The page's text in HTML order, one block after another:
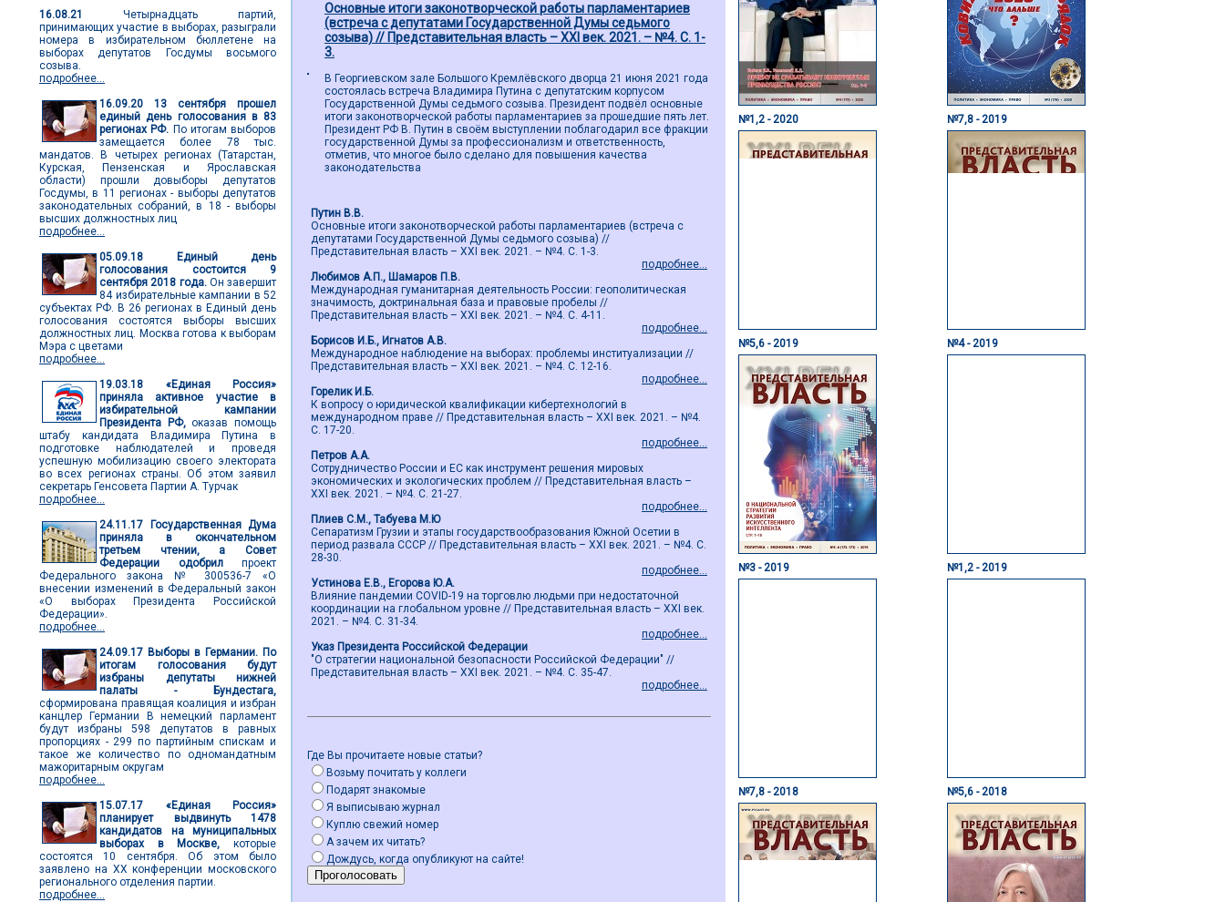
16.08.21
Четырнадцать партий,
принимающих участие в выборах, разыграли
номера в избирательном бюллетене на
выборах депутатов Госдумы восьмого
созыва.
подробнее...
16.09.20
13 сентября прошел
единый день голосования в 83
регионах РФ. По итогам выборов
замещается более 78 тыс.
мандатов. В четырех регионах (Татарстан,
Курская, Пензенская и Ярославская
области) прошли довыборы депутатов
Госдумы, в 11 регионах - выборы депутатов
законодательных собраний, в 18 - выборы
высших должностных лиц
подробнее...
05.09.18
Единый день
голосования состоится 9
сентября 2018 года.Он завершит
84 избирательные кампании в 52
субъектах РФ. В 26 регионах в Единый день
голосования состоятся выборы высших
должностных лиц. Москва готова к выборам
Мэра с цветами
подробнее...
19.03.18
«Единая Россия»
приняла активное участие в
избирательной кампании
Президента РФ,оказав помощь
штабу кандидата Владимира Путина в
подготовке наблюдателей и проведя
успешную мобилизацию своего электората
во всех регионах страны. Об этом заявил
секретарь Генсовета Партии А. Турчак
подробнее...
24.11.17
Государственная Дума
приняла в окончательном
третьем чтении, а Совет
Федерации одобрил проект
Федерального закона № 300536-7 «О
внесении изменений в Федеральный закон
«О выборах Президента Российской
Федерации».
подробнее...
24.09.17 Выборы в Германии. По
итогам голосования будут
избраны депутаты нижней
палаты - Бундестага,
сформирована правящая коалиция и избран
канцлер Германии В немецкий парламент
будут избраны 598 депутатов в равных
пропорциях - 299 по партийным спискам и
такое же количество по одномандатным
мажоритарным округам
подробнее...
15.07.17
«Единая Россия»
планирует выдвинуть 1478
кандидатов на муниципальных
выборах в Москве, которые
состоятся 10 сентября. Об этом было
заявлено на ХХ конференции московского
регионального отделения партии.
подробнее...
Основные итоги законотворческой работы парламентариев
(встреча с депутатами Государственной Думы седьмого
созыва) // Представительная власть – ХХI век. 2021. – №4. С. 1-
3.
В Георгиевском зале Большого Кремлёвского дворца 21 июня 2021 года
состоялась встреча Владимира Путина с депутатским корпусом
Государственной Думы седьмого созыва. Президент подвёл основные
итоги законотворческой работы парламентариев за прошедшие пять лет.
Президент РФ В. Путин в своём выступлении поблагодарил все фракции
государственной Думы за профессионализм и ответственность,
отметив, что многое было сделано для повышения качества
законодательства
Путин В.В.
Основные итоги законотворческой работы парламентариев (встреча с
депутатами Государственной Думы седьмого созыва) //
Представительная власть – ХХI век. 2021. – №4. С. 1-3.
подробнее...
Любимов А.П., Шамаров П.В.
Международная гуманитарная деятельность России: геополитическая
значимость, доктринальная база и правовые пробелы //
Представительная власть – ХХI век. 2021. – №4. С. 4-11.
подробнее...
Борисов И.Б., Игнатов А.В.
Международное наблюдение на выборах: проблемы институализации //
Представительная власть – ХХI век. 2021. – №4. С. 12-16.
подробнее...
Горелик И.Б.
К вопросу о юридической квалификации кибертехнологий в
международном праве // Представительная власть – ХХI век. 2021. – №4.
С. 17-20.
подробнее...
Петров А.А.
Сотрудничество России и ЕС как инструмент решения мировых
экономических и экологических проблем // Представительная власть –
ХХI век. 2021. – №4. С. 21-27.
подробнее...
Плиев С.М., Табуева М.Ю
Сепаратизм Грузии и этапы государствообразования Южной Осетии в
период развала СССР // Представительная власть – ХХI век. 2021. – №4. С.
28-30.
подробнее...
Устинова Е.В., Егорова Ю.А.
Влияние пандемии COVID-19 на торговлю людьми при недостаточной
координации на глобальном уровне // Представительная власть – ХХI век.
2021. – №4. С. 31-34.
подробнее...
Указ Президента Российской Федерации
"О стратегии национальной безопасности Российской Федерации" //
Представительная власть – ХХI век. 2021. – №4. С. 35-47.
подробнее...
Где Вы прочитаете новые статьи?
Возьму почитать у коллеги
Подарят знакомые
Я выписываю журнал
Куплю свежий номер
А зачем их читать?
Дождусь, когда опубликуют на сайте!
№1,2 - 2020 №7,8 - 2019
№5,6 - 2019 №4 - 2019
№3 - 2019 №1,2 - 2019
№7,8 - 2018 №5,6 - 2018